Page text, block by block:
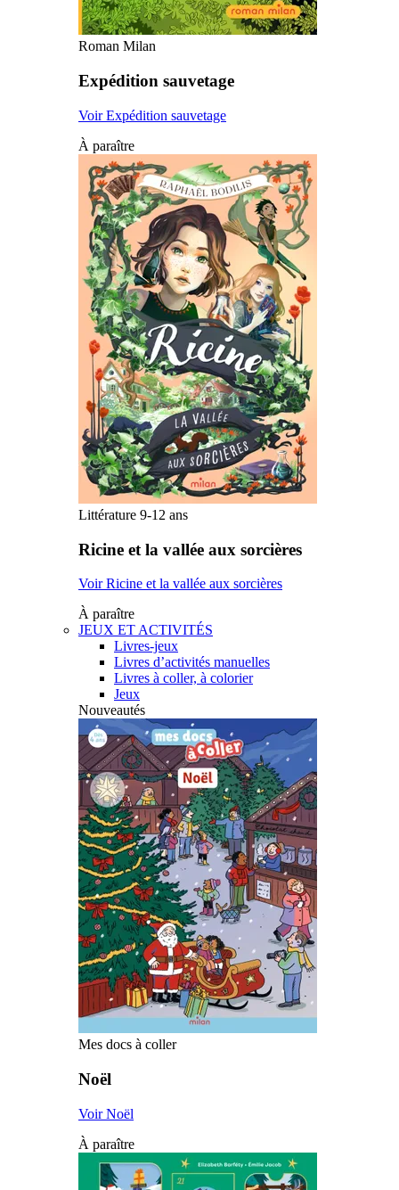
Roman Milan
Expédition sauvetage
Voir Expédition sauvetage
À paraître
Littérature 9-12 ans
Ricine et la vallée aux sorcières
Voir Ricine et la vallée aux sorcières
À paraître
JEUX ET ACTIVITÉS
Livres-jeux
Livres d’activités manuelles
Livres à coller, à colorier
Jeux
Nouveautés
Mes docs à coller
Noël
Voir Noël
À paraître